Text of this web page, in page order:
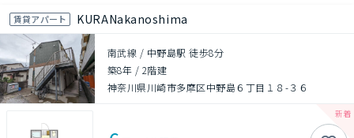
賃貸アパート KURANakanoshima
南武線 / 中野島駅 徒歩8分
築8年 / 2階建
神奈川県川崎市多摩区中野島６丁目１８-３６